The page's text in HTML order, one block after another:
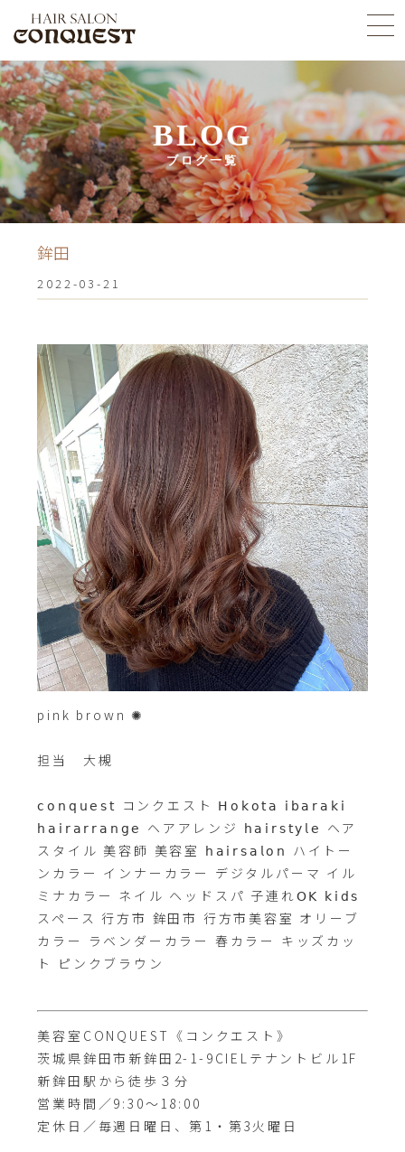
BLOG
ブログ一覧
鉾田
2022-03-21
pink brown ✺
担当 大槻
𝖼𝗈𝗇𝗊𝗎𝖾𝗌𝗍 コンクエスト 𝖧𝗈𝗄𝗈𝗍𝖺 𝗂𝖻𝖺𝗋𝖺𝗄𝗂
𝗁𝖺𝗂𝗋𝖺𝗋𝗋𝖺𝗇𝗀𝖾 ヘアアレンジ 𝗁𝖺𝗂𝗋𝗌𝗍𝗒𝗅𝖾 ヘア
スタイル 美容師 美容室 𝗁𝖺𝗂𝗋𝗌𝖺𝗅𝗈𝗇 ハイトー
ンカラー インナーカラー デジタルパーマ イル
ミナカラー ネイル ヘッドスパ 子連れ𝖮𝖪 𝗄𝗂𝖽𝗌
スペース 行方市 鉾田市 行方市美容室 オリーブ
カラー ラベンダーカラー 春カラー キッズカッ
ト ピンクブラウン
美容室CONQUEST《コンクエスト》
茨城県鉾田市新鉾田2-1-9CIELテナントビル1F
新鉾田駅から徒歩３分
営業時間／9:30～18:00
定休日／毎週日曜日、第1・第3火曜日